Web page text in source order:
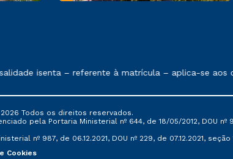
exposto no contrato de prestação de
isenta – referente à matrícula – aplica-se aos
Todos os direitos reservados.
pela Portaria Ministerial nº 644, de 18/05/2012, DOU nº
nº 987, de 06.12.2021, DOU nº 229, de 07.12.2021, seção
Cookies